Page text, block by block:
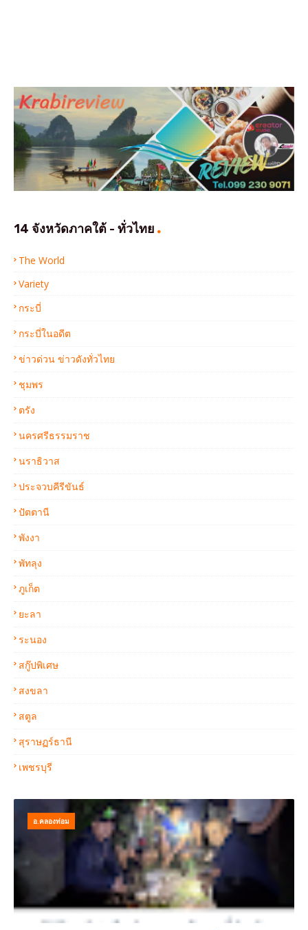
14 จังหวัดภาคใต้ - ทั่วไทย
The World
Variety
กระบี่
กระบี่ในอดีต
ข่าวด่วน ข่าวดังทั่วไทย
ชุมพร
ตรัง
นครศรีธรรมราช
นราธิวาส
ประจวบคีรีขันธ์
ปัตตานี
พังงา
พัทลุง
ภูเก็ต
ยะลา
ระนอง
สกู๊ปพิเศษ
สงขลา
สตูล
สุราษฏร์ธานี
เพชรบุรี
อ.คลองท่อม